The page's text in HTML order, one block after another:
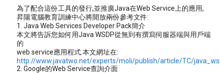
為了配合這份工具的發行,並推廣Java在Web Service上的應用,
昇陽電腦教育訓練中心將開放兩份參考文件:
1. Java Web Services Developer Pack簡介
本文將告訴您如何用Java WSDP從無到有撰寫伺服器端與用戶端
的
web service應用程式.本文網址在:
http://www.javatwo.net/experts/moli/publish/article/TC/
2. Google的Web Service查詢介面